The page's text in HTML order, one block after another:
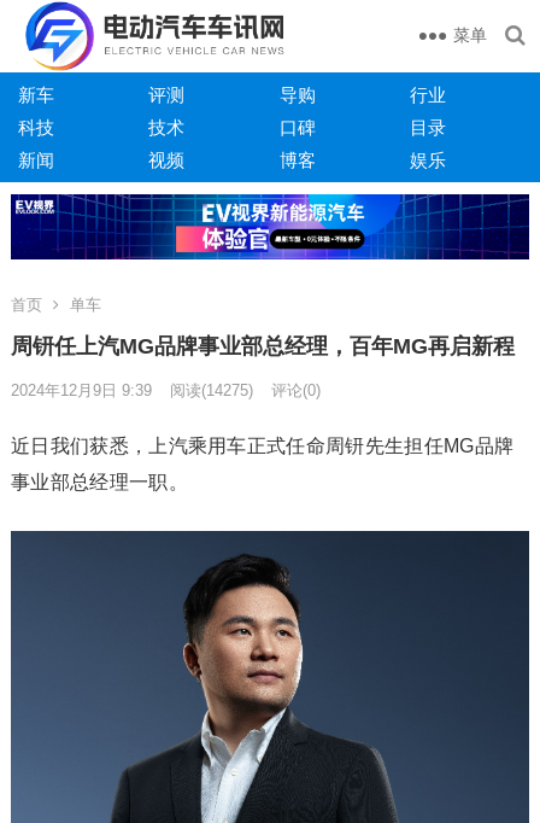
菜单
新车 评测 导购
行业
科技
技术 口碑
目录
新闻
视频 博客 娱乐
首页 单车
周钘任上汽MG品牌事业部总经理，百年MG再启新程
2024年12月9日 9:39 阅读(14275) 评论(0)
近日我们获悉，上汽乘用车正式任命周钘先生担任MG品牌
事业部总经理一职。